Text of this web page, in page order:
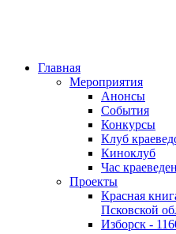
Главная
Мероприятия
Анонсы
События
Конкурсы
Клуб
Киноклуб
Час
Проекты
Красная
Псковской
Изборск -